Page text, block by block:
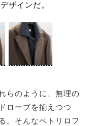
ザインだ。
らのように、無理の
ローブを揃えつつ
。そんなペトリロフ